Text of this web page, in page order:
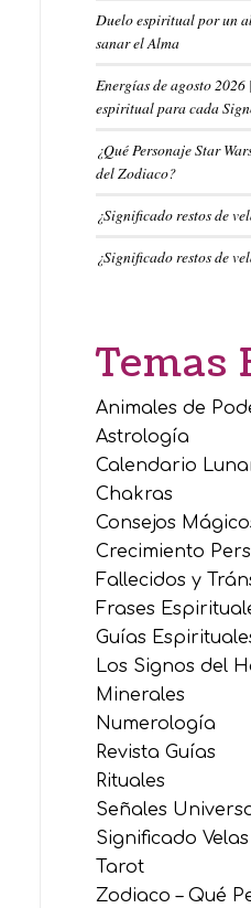
Duelo espiritual por un
sanar el Alma
Energías de agosto
espiritual para cada
¿Qué Personaje Star
del Zodiaco?
¿Significado restos de
¿Significado restos de
Temas
Animales de
Astrología
Calendario
Chakras
Consejos
Crecimiento
Fallecidos y
Frases
Guías
Los Signos del
Minerales
Numerología
Revista Guías
Rituales
Señales
Significado Velas
Tarot
Zodiaco – Qué